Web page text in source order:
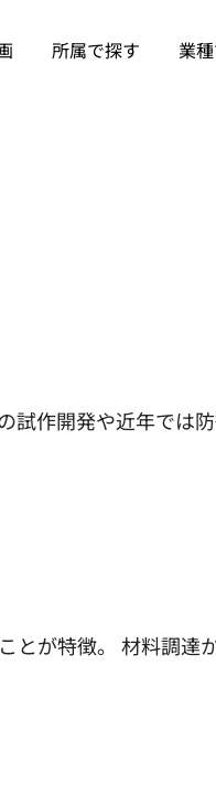
所属で探す 業
試作開発や近年では
とが特徴。 材料調達